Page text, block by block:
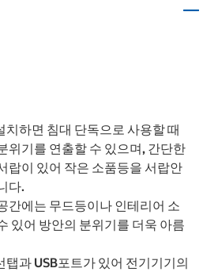
치하면 침대 단독으로 사용할 때
위기를 연출할 수 있으며, 간단한
랍이 있어 작은 소품등을 서랍안
다.
간에는 무드등이나 인테리어 소
있어 방안의 분위기를 더욱 아름
탭과 USB포트가 있어 전기기기의